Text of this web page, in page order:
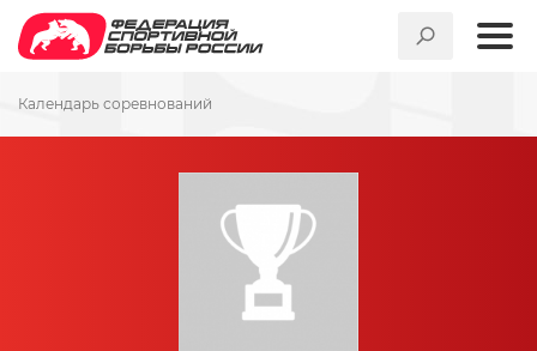
Календарь соревнований